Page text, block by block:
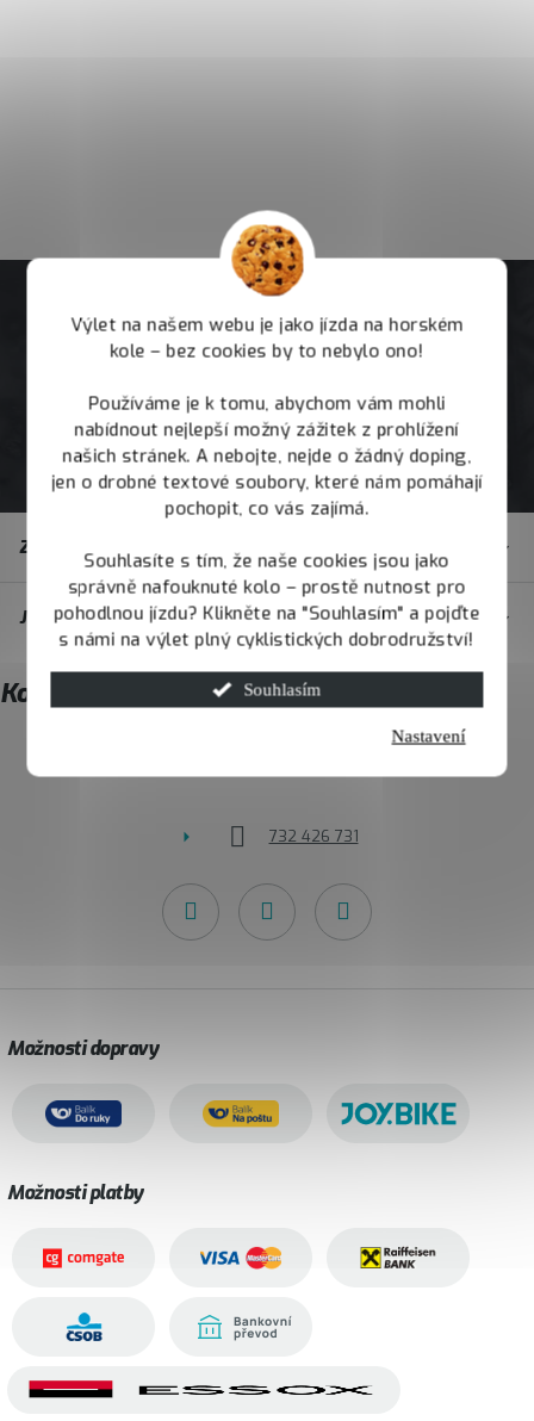
Výlet na našem webu je jako jízda na horském
kole – bez cookies by to nebylo ono!
Používáme je k tomu, abychom vám mohli
nabídnout nejlepší možný zážitek z prohlížení
našich stránek. A nebojte, nejde o žádný doping,
jen o drobné textové soubory, které nám pomáhají
pochopit, co vás zajímá.
Souhlasíte s tím, že naše cookies jsou jako
správně nafouknuté kolo – prostě nutnost pro
pohodlnou jízdu? Klikněte na "Souhlasím" a pojďte
s námi na výlet plný cyklistických dobrodružství!
Souhlasím
Nastavení
t
í
Zákaznický servis
JOY.BIKE
Kontakt
732 426 731
Možnosti dopravy
Možnosti platby